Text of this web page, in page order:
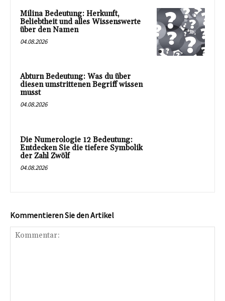
Milina Bedeutung: Herkunft,
Beliebtheit und alles Wissenswerte
über den Namen
04.08.2026
Abturn Bedeutung: Was du über
diesen umstrittenen Begriff wissen
musst
04.08.2026
Die Numerologie 12 Bedeutung:
Entdecken Sie die tiefere Symbolik
der Zahl Zwölf
04.08.2026
Kommentieren Sie den Artikel